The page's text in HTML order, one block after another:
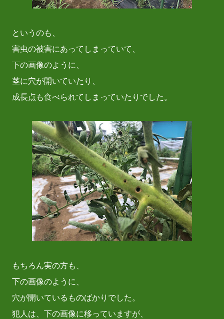
というのも、
害虫の被害にあってしまっていて、
下の画像のように、
茎に穴が開いていたり、
成長点も食べられてしまっていたりでした。
もちろん実の方も、
下の画像のように、
穴が開いているものばかりでした。
犯人は、下の画像に移っていますが、